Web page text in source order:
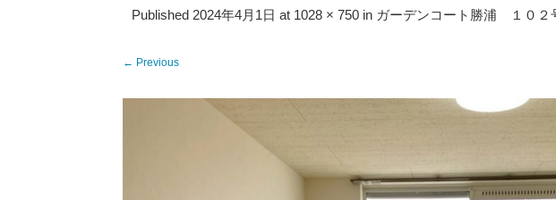
Published 2024年4月1日 at 1028 × 750 in ガーデンコート勝浦 １０２
← Previous